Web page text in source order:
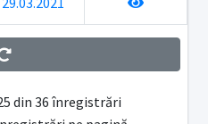
din 36 înregistrări